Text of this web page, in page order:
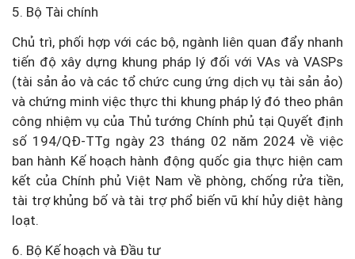
5. Bộ Tài chính
Chủ trì, phối hợp với các bộ, ngành liên quan đẩy nhanh
tiến độ xây dựng khung pháp lý đối với VAs và VASPs
(tài sản ảo và các tổ chức cung ứng dịch vụ tài sản ảo)
và chứng minh việc thực thi khung pháp lý đó theo phân
công nhiệm vụ của Thủ tướng Chính phủ tại Quyết định
số 194/QĐ-TTg ngày 23 tháng 02 năm 2024 về việc
ban hành Kế hoạch hành động quốc gia thực hiện cam
kết của Chính phủ Việt Nam về phòng, chống rửa tiền,
tài trợ khủng bố và tài trợ phổ biến vũ khí hủy diệt hàng
loạt.
6. Bộ Kế hoạch và Đầu tư